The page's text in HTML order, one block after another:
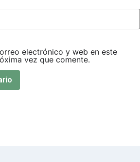
electrónico y web en este
vez que comente.